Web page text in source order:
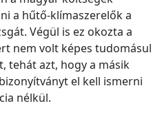
a hűtő-klímaszerelők a
Végül is ez okozta a
nem volt képes tudomásul
tehát azt, hogy a másik
el kell ismerni
nélkül.